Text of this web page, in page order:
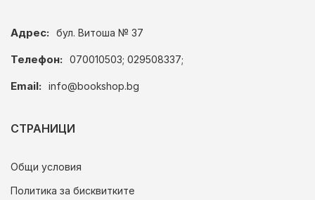
Адрес: бул. Витоша № 37
Телефон: 070010503; 029508337;
Email: info@bookshop.bg
СТРАНИЦИ
Общи условия
Политика за бисквитките